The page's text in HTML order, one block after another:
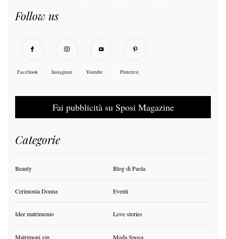
Follow us
Facebook Instagram Youtube Pinterest
Fai pubblicità su Sposi Magazine
Categorie
Beauty Blog di Paola
Cerimonia Donna Eventi
Idee matrimonio Love stories
Matrimoni vip Moda Sposa